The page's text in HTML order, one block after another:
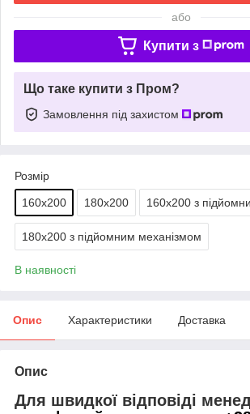
або
Купити з
Що таке купити з Пром?
Замовлення під захистом
Розмір
160х200 180х200 160х200 з
180х200 з підйомним механізмом
В наявності
Опис Характеристики Доставка
Опис
Для швидкої відповіді